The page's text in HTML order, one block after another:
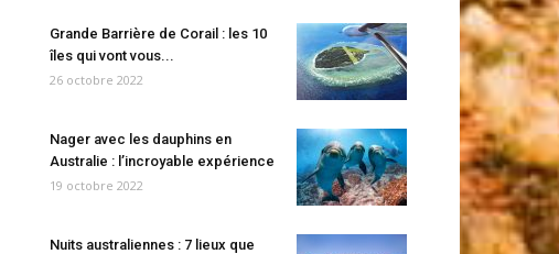
Grande Barrière de Corail : les 10
îles qui vont vous...
26 octobre 2022
Nager avec les dauphins en
Australie : l’incroyable expérience
19 octobre 2022
Nuits australiennes : 7 lieux que